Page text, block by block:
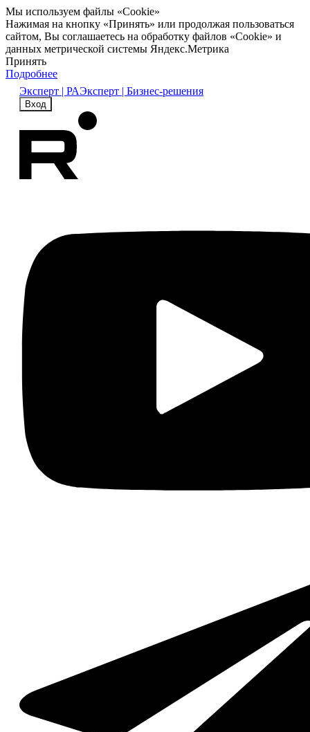
Мы используем файлы «Cookie»
Нажимая на кнопку «Принять» или продолжая пользоваться
сайтом, Вы соглашаетесь на обработку файлов «Cookie» и
данных метрической системы Яндекс.Метрика
Принять
Подробнее
Эксперт | РАЭксперт | Бизнес-решения
Вход